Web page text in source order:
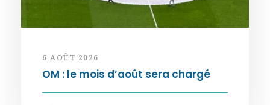
6 AOÛT 2026
OM : le mois d’août sera chargé